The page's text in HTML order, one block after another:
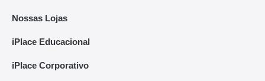
Nossas Lojas
iPlace Educacional
iPlace Corporativo